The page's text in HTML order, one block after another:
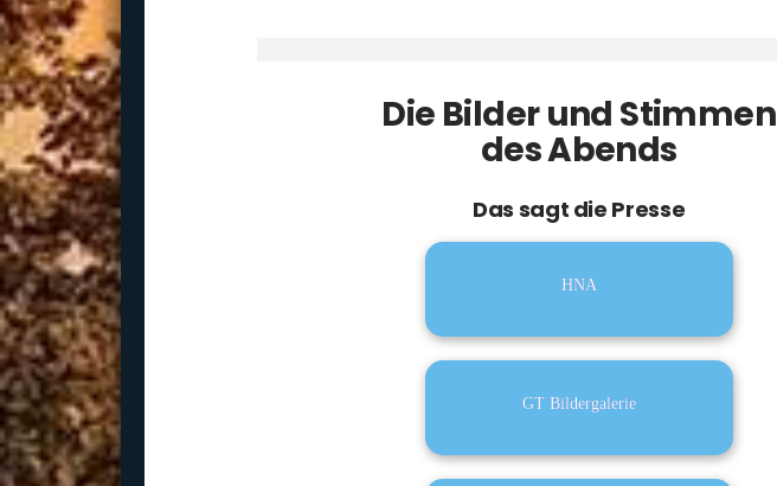
Die Bil­der und Stim­men
des Abends
Das sagt die Pres­se
HNA
GT Bil­der­ga­le­rie